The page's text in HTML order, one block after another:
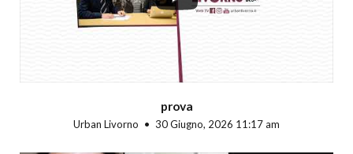
prova
Urban Livorno 30 Giugno, 2026 11:17 am